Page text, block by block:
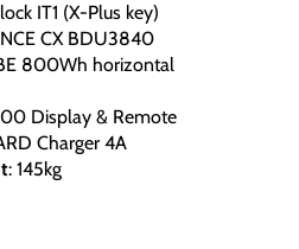
IT1 (X-Plus key)
CX BDU3840
800Wh horizontal
Display & Remote
Charger 4A
: 145kg